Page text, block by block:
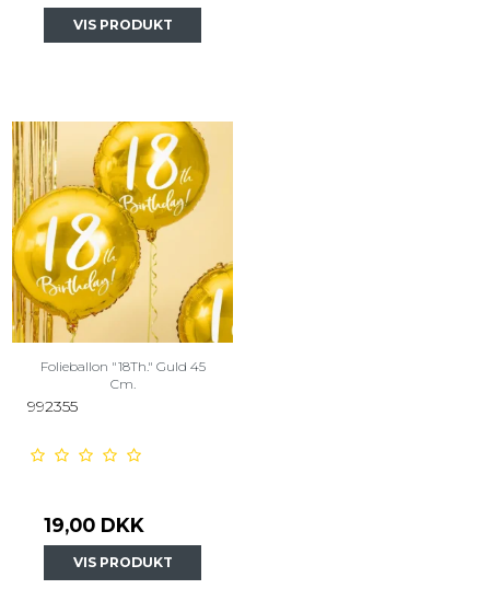
VIS PRODUKT
Folieballon "18Th." Guld 45
Cm.
992355
19,00 DKK
VIS PRODUKT